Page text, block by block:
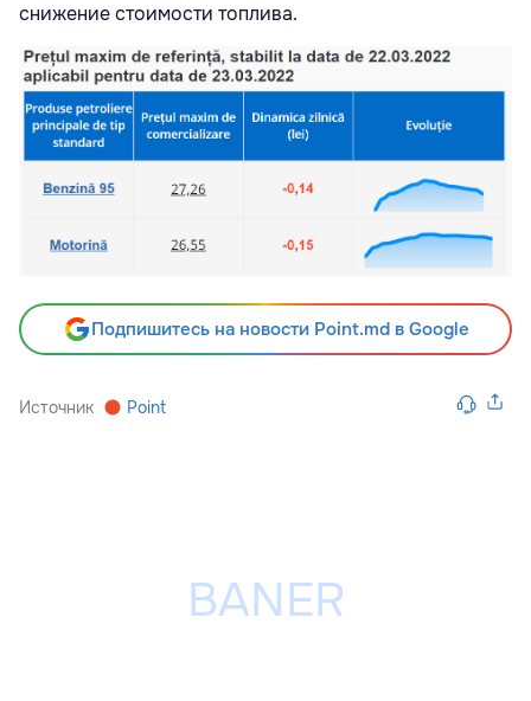
снижение стоимости топлива.
Подпишитесь на новости Point.md в Google
Источник Point